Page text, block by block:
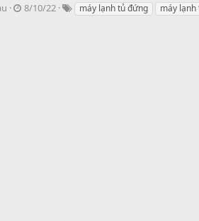
N
8/10/22
Tmáy lạnh tủ đứng máy